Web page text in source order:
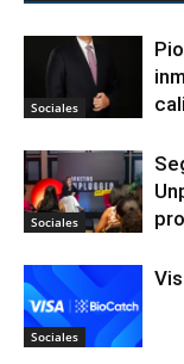
Sociales
Sociales
Sociales